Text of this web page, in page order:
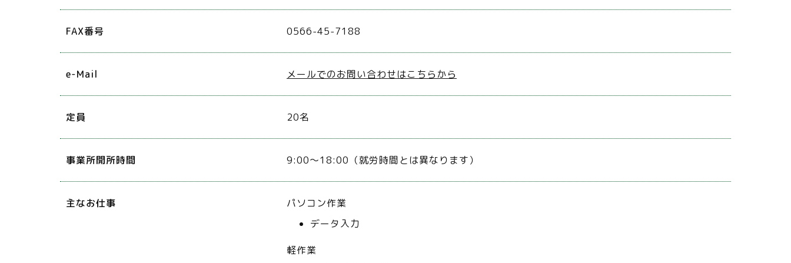
FAX番号 0566-45-7188
e-Mail メールでのお問い合わせはこちらから
定員 20名
事業所開所時間 9:00〜18:00（就労時間とは異なります）
主なお仕事
パソコン作業
データ入力
軽作業